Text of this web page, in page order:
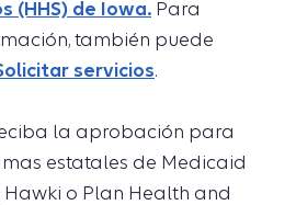
(HHS) de Iowa. Para
también puede
servicios.
la aprobación para
estatales de Medicaid
Hawki o Plan Health and